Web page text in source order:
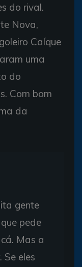
do rival.
Nova,
Caíque
uma
do
Com bom
da
gente
pede
Mas a
Se eles